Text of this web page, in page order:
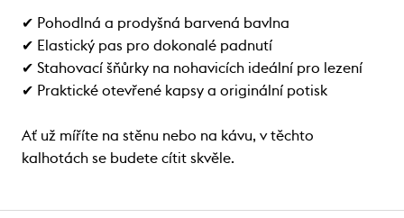
✔ Pohodlná a prodyšná barvená bavlna
✔ Elastický pas pro dokonalé padnutí
✔ Stahovací šňůrky na nohavicích ideální pro lezení
✔ Praktické otevřené kapsy a originální potisk
Ať už míříte na stěnu nebo na kávu, v těchto
kalhotách se budete cítit skvěle.